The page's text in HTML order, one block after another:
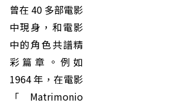
曾在 40 多部電影
中現身，和電影
中的角色共譜精
彩篇章。例如
1964 年，在電影
「Matrimonio